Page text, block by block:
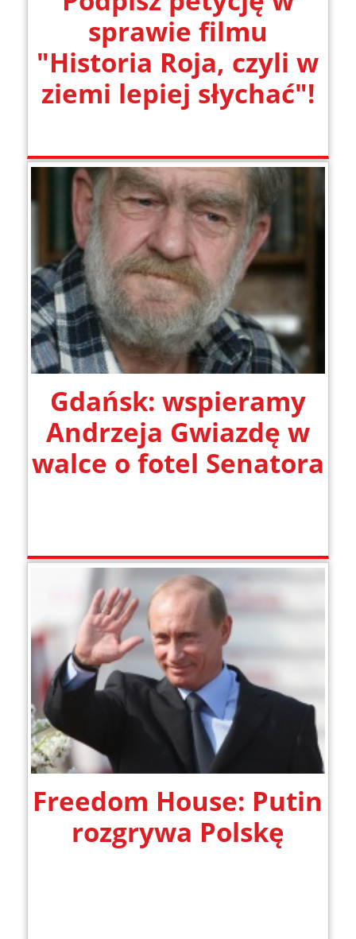
sprawie filmu
"Historia Roja, czyli w
ziemi lepiej słychać"!
Gdańsk: wspieramy
Andrzeja Gwiazdę w
walce o fotel Senatora
Freedom House: Putin
rozgrywa Polskę